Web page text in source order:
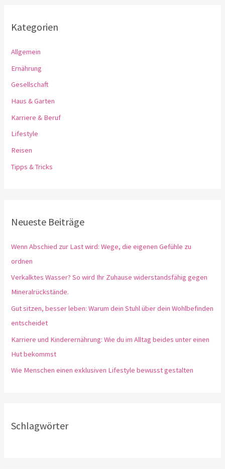
Kategorien
Allgemein
Ernährung
Gesellschaft
Haus & Garten
Karriere & Beruf
Lifestyle
Reisen
Tipps & Tricks
Neueste Beiträge
Wenn Abschied zur Last wird: Wege, die eigenen Gefühle zu
ordnen
Verkalktes Wasser? So wird Ihr Zuhause widerstandsfähig gegen
Mineralrückstände.
Gut sitzen, besser leben: Warum dein Stuhl über dein Wohlbefinden
entscheidet
Karriere und Kinderernährung: Wie du im Alltag beides unter einen
Hut bekommst
Wie Menschen einen exklusiven Lifestyle bewusst gestalten
Schlagwörter